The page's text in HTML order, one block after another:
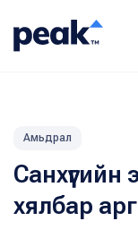
Амьдрал
хялбар